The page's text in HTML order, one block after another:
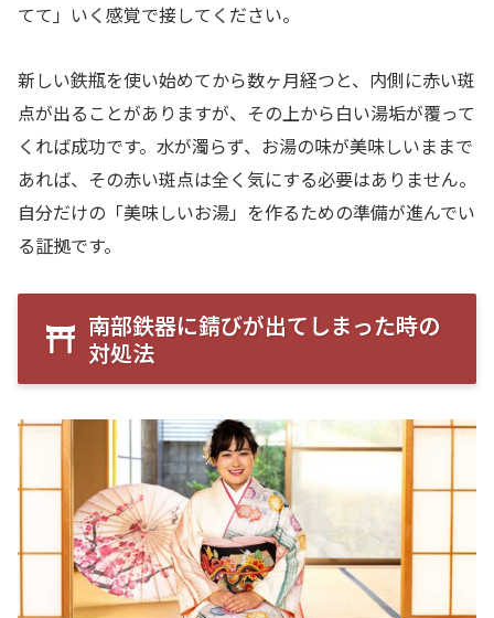
てて」いく感覚で接してください。
新しい鉄瓶を使い始めてから数ヶ月経つと、内側に赤い斑
点が出ることがありますが、その上から白い湯垢が覆って
くれば成功です。水が濁らず、お湯の味が美味しいままで
あれば、その赤い斑点は全く気にする必要はありません。
自分だけの「美味しいお湯」を作るための準備が進んでい
る証拠です。
南部鉄器に錆びが出てしまった時の
対処法